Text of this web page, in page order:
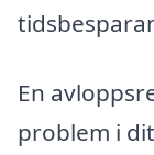
En
problem i